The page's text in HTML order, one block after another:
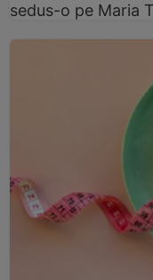
sedus-o pe Maria